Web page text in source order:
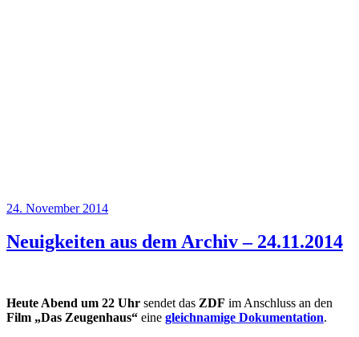
Veröffentlicht
24. November 2014
Neuigkeiten aus dem Archiv – 24.11.2014
Heute Abend um 22 Uhr sendet das ZDF im Anschluss an den
Film „Das Zeugenhaus“ eine gleichnamige Dokumentation.